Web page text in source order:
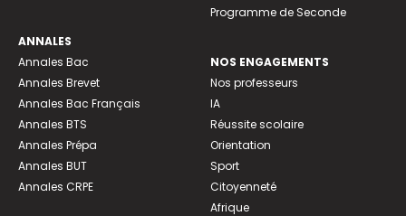
ANNALES
Annales Bac
Annales Brevet
Annales Bac Français
Annales BTS
Annales Prépa
Annales BUT
Annales CRPE
Programme de Seconde
NOS ENGAGEMENTS
Nos professeurs
IA
Réussite scolaire
Orientation
Sport
Citoyenneté
Afrique